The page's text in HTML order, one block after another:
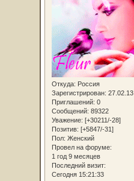
Откуда: Россия
Зарегистрирован: 27.02.13
Приглашений: 0
Сообщений: 89322
Уважение: [+30211/-28]
Позитив: [+5847/-31]
Пол: Женский
Провел на форуме:
1 год 9 месяцев
Последний визит:
Сегодня 15:21:33